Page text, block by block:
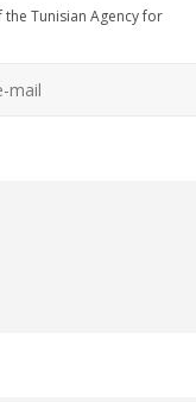
Tunisian Agency for